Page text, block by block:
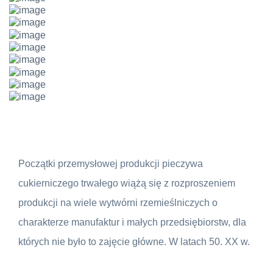
Początki przemysłowej produkcji pieczywa
cukierniczego trwałego wiążą się z rozproszeniem
produkcji na wiele wytwórni rzemieślniczych o
charakterze manufaktur i małych przedsiębiorstw, dla
których nie było to zajęcie główne. W latach 50. XX w.